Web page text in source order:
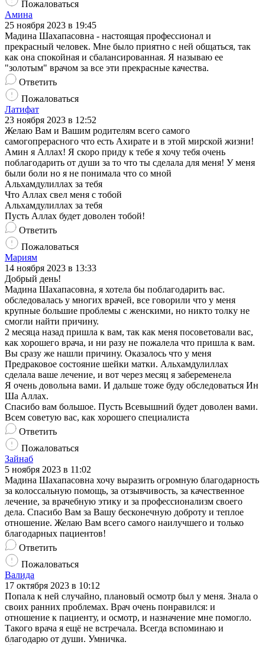
Пожаловаться
Амина
25 ноября 2023 в 19:45
Мадина Шахапасовна - настоящая профессионал и
прекрасный человек. Мне было приятно с ней общаться, так
как она спокойная и сбалансированная. Я называю ее
"золотым" врачом за все эти прекрасные качества.
Ответить
Пожаловаться
Латифат
23 ноября 2023 в 12:52
Желаю Вам и Вашим родителям всего самого
самогопрерасного что есть Ахирате и в этой мирской жизни!
Амин я Аллах! Я скоро приду к тебе я хочу тебя очень
поблагодарить от души за то что ты сделала для меня! У меня
были боли но я не понимала что со мной
Альхамдулиллах за тебя
Что Аллах свел меня с тобой
Альхамдулиллах за тебя
Пусть Аллах будет доволен тобой!
Ответить
Пожаловаться
Мариям
14 ноября 2023 в 13:33
Добрый день!
Мадина Шахапасовна, я хотела бы поблагодарить вас.
обследовалась у многих врачей, все говорили что у меня
крупные большие проблемы с женскими, но никто толку не
смогли найти причину.
2 месяца назад пришла к вам, так как меня посоветовали вас,
как хорошего врача, и ни разу не пожалела что пришла к вам.
Вы сразу же нашли причину. Оказалось что у меня
Предраковое состояние шейки матки. Альхамдулиллах
сделала ваше лечение, и вот через месяц я забеременела
Я очень довольна вами. И дальше тоже буду обследоваться Ин
Ша Аллах.
Спасибо вам большое. Пусть Всевышний будет доволен вами.
Всем советую вас, как хорошего специалиста
Ответить
Пожаловаться
Зайнаб
5 ноября 2023 в 11:02
Мадина Шахапасовна хочу выразить огромную благодарность
за колоссальную помощь, за отзывчивость, за качественное
лечение, за врачебную этику и за профессионализм своего
дела. Спасибо Вам за Вашу бесконечную доброту и теплое
отношение. Желаю Вам всего самого наилучшего и только
благодарных пациентов!
Ответить
Пожаловаться
Валида
17 октября 2023 в 10:12
Попала к ней случайно, плановый осмотр был у меня. Знала о
своих ранних проблемах. Врач очень понравился: и
отношение к пациенту, и осмотр, и назначение мне помогло.
Такого врача я ещё не встречала. Всегда вспоминаю и
благодарю от души. Умничка.